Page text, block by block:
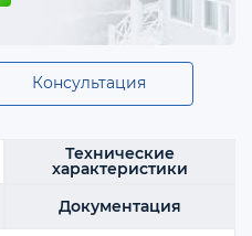
Консультация
Технические
характеристики
Документация